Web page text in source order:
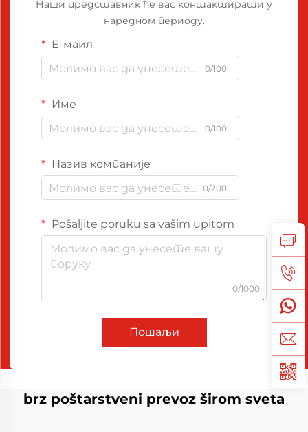
Наши представник ће вас контактирати у
наредном периоду.
Е-маил
0/100
Име
0/100
Назив компаније
0/200
Pošaljite poruku sa vašim upitom
0/1000
Пошаљи
brz poštarstveni prevoz širom sveta